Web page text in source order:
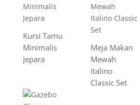
Kursi Tamu
Minimalis
Jepara
Meja Makan
Mewah
Italino
Classic Set